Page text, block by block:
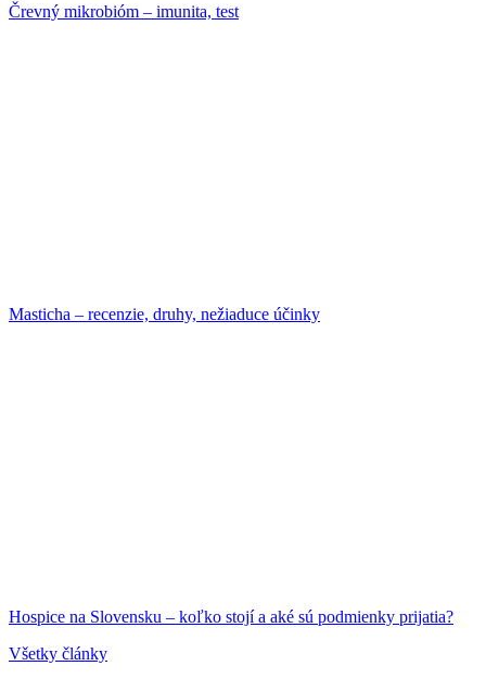
Črevný mikrobióm – imunita, test
Masticha – recenzie, druhy, nežiaduce účinky
Hospice na Slovensku – koľko stojí a aké sú podmienky prijatia?
Všetky články